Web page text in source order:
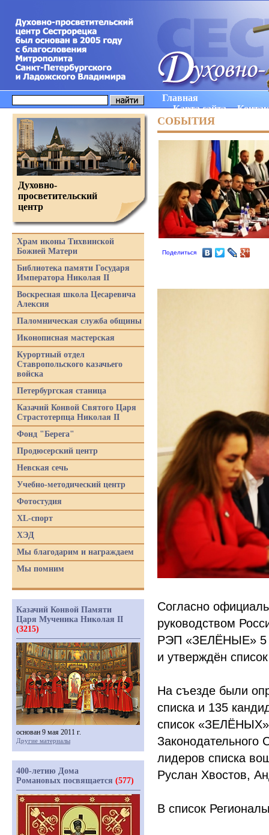
Главная
Карта сайта
СОБЫТИЯ
Поделиться
Согласно
руководством
РЭП «ЗЕЛЁНЫЕ»
и утверждён
На съезде были
списка и 135
список «ЗЕЛЁНЫХ
Законодательного
лидеров списка
Руслан Хвостов,
В список
Духовно-
просветительский
центр
Храм иконы Тихвинской
Божией Матери
Библиотека памяти Государя
Императора Николая II
Воскресная школа Цесаревича
Алексия
Паломническая служба общины
Иконописная мастерская
Курортный отдел
Ставропольского казачьего
войска
Петербургская станица
Казачий Конвой Святого Царя
Страстотерпца Николая II
Фонд "Берега"
Продюсерский центр
Невская сечь
Учебно-методический центр
Фотостудия
XL-спорт
ХЭД
Мы благодарим и награждаем
Мы помним
Казачий Конвой Памяти
Царя Мученика Николая II
(3215)
основан 9 мая 2011 г.
Другие материалы
400-летию Дома
Романовых посвящается (577)